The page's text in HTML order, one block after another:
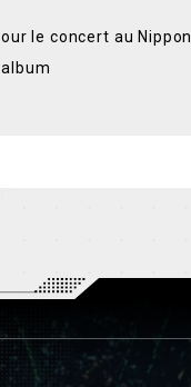
le concert au Nippon